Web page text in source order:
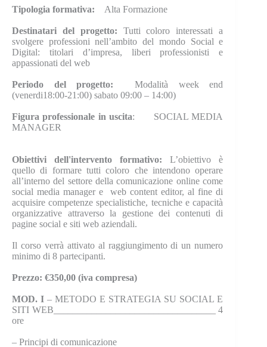
Tipologia formativa: Alta Formazione
Destinatari del progetto: Tutti coloro interessati a
svolgere professioni nell’ambito del mondo Social e
Digital: titolari d’impresa, liberi professionisti e
appassionati del web
Periodo del progetto: Modalità week end
(venerdi18:00-21:00) sabato 09:00 – 14:00)
Figura professionale in uscita:
SOCIAL MEDIA
MANAGER
Obiettivi dell'intervento formativo:L’obiettivo è
quello di formare tutti coloro che intendono operare
all’interno del settore della comunicazione online come
social media manager e web content editor, al fine di
acquisire competenze specialistiche, tecniche e capacità
organizzative attraverso la gestione dei contenuti di
pagine social e siti web aziendali.
Il corso verrà attivato al raggiungimento di un numero
minimo di 8 partecipanti.
Prezzo: €350,00 (iva compresa)
MOD. I – METODO E STRATEGIA SU SOCIAL E
SITI WEB__________________________________ 4
ore
– Principi di comunicazione